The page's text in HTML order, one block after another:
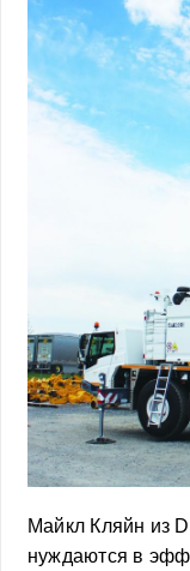
Майкл Кляйн из
нуждаются в